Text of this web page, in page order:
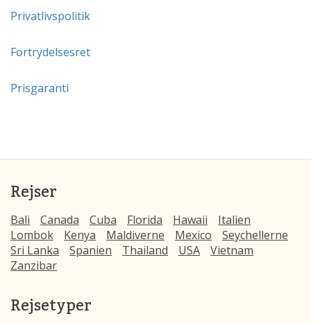
Privatlivspolitik
Fortrydelsesret
Prisgaranti
Rejser
Bali Canada Cuba Florida Hawaii
Italien
Lombok
Kenya Maldiverne Mexico
Seychellerne
Sri Lanka
Spanien Thailand USA
Vietnam
Zanzibar
Rejsetyper